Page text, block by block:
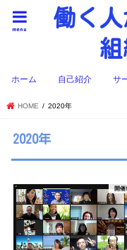
働く
menu
ホーム 自己紹介 サ
HOME 2020年
2020年
開催